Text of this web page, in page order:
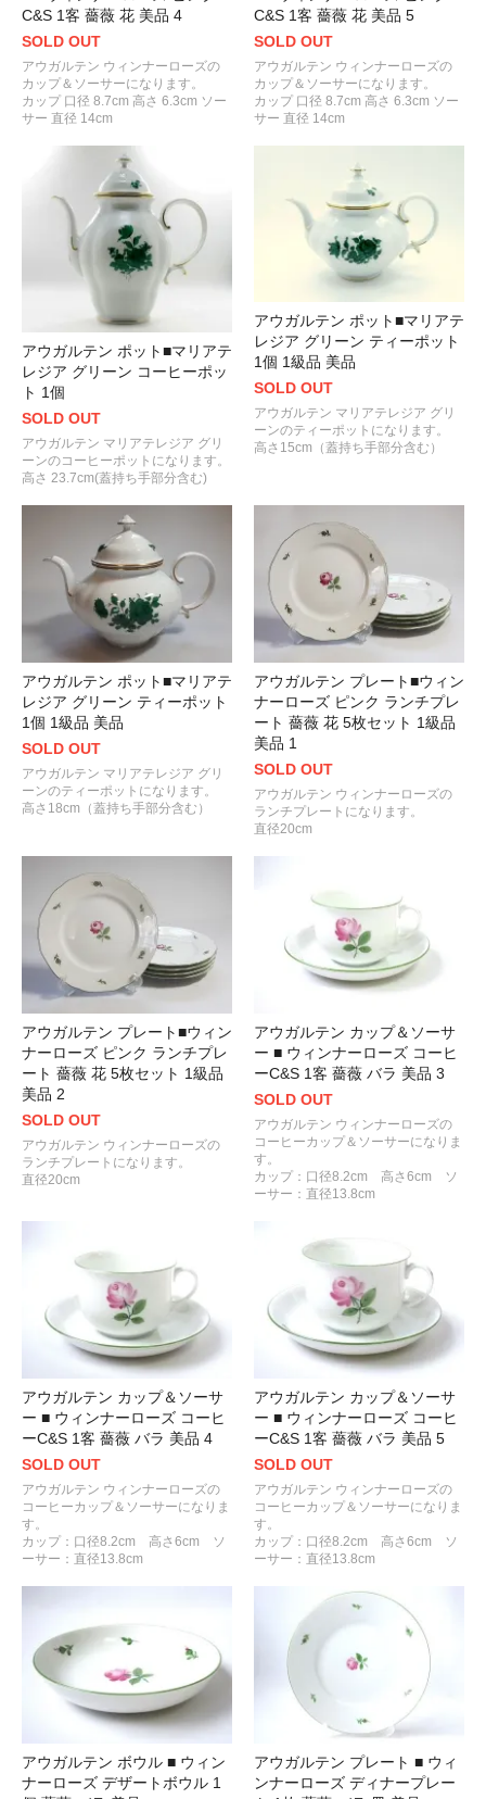
C&S 1客 薔薇 花 美品 4
SOLD OUT
アウガルテン ウィンナーローズの
カップ＆ソーサーになります。
カップ 口径 8.7cm 高さ 6.3cm ソー
サー 直径 14cm
C&S 1客 薔薇 花 美品 5
SOLD OUT
アウガルテン ウィンナーローズの
カップ＆ソーサーになります。
カップ 口径 8.7cm 高さ 6.3cm ソー
サー 直径 14cm
アウガルテン ポット■マリアテ
レジア グリーン コーヒーポッ
ト 1個
SOLD OUT
アウガルテン マリアテレジア グリ
ーンのコーヒーポットになります。
高さ 23.7cm(蓋持ち手部分含む)
アウガルテン ポット■マリアテ
レジア グリーン ティーポット
1個 1級品 美品
SOLD OUT
アウガルテン マリアテレジア グリ
ーンのティーポットになります。
高さ15cm（蓋持ち手部分含む）
アウガルテン ポット■マリアテ
レジア グリーン ティーポット
1個 1級品 美品
SOLD OUT
アウガルテン マリアテレジア グリ
ーンのティーポットになります。
高さ18cm（蓋持ち手部分含む）
アウガルテン プレート■ウィン
ナーローズ ピンク ランチプレ
ート 薔薇 花 5枚セット 1級品
美品 1
SOLD OUT
アウガルテン ウィンナーローズの
ランチプレートになります。
直径20cm
アウガルテン プレート■ウィン
ナーローズ ピンク ランチプレ
ート 薔薇 花 5枚セット 1級品
美品 2
SOLD OUT
アウガルテン ウィンナーローズの
ランチプレートになります。
直径20cm
アウガルテン カップ＆ソーサ
ー ■ ウィンナーローズ コーヒ
ーC&S 1客 薔薇 バラ 美品 3
SOLD OUT
アウガルテン ウィンナーローズの
コーヒーカップ＆ソーサーになりま
す。
カップ：口径8.2cm 高さ6cm ソ
ーサー：直径13.8cm
アウガルテン カップ＆ソーサ
ー ■ ウィンナーローズ コーヒ
ーC&S 1客 薔薇 バラ 美品 4
SOLD OUT
アウガルテン ウィンナーローズの
コーヒーカップ＆ソーサーになりま
す。
カップ：口径8.2cm 高さ6cm ソ
ーサー：直径13.8cm
アウガルテン カップ＆ソーサ
ー ■ ウィンナーローズ コーヒ
ーC&S 1客 薔薇 バラ 美品 5
SOLD OUT
アウガルテン ウィンナーローズの
コーヒーカップ＆ソーサーになりま
す。
カップ：口径8.2cm 高さ6cm ソ
ーサー：直径13.8cm
アウガルテン ボウル ■ ウィン
ナーローズ デザートボウル 1
アウガルテン プレート ■ ウィ
ンナーローズ ディナープレー